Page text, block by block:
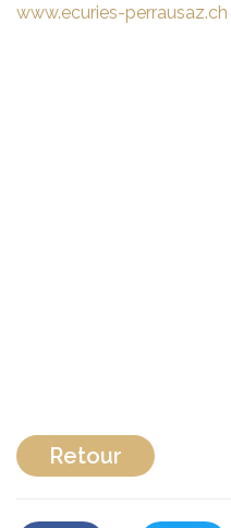
www.ecuries-perrausaz.ch
Retour